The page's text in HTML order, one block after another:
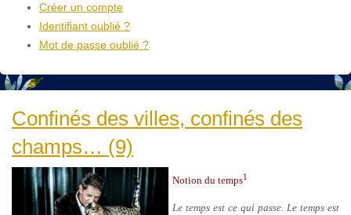
Créer un compte
Identifiant oublié ?
Mot de passe oublié ?
Confinés des villes, confinés des
champs… (9)
Notion du temps1
Le temps est ce qui passe. Le temps est